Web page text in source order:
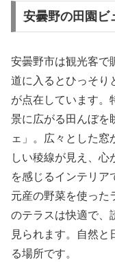
安曇野の田園ビ
安曇野市は観光客で
道に入るとひっそり
が点在しています。
景に広がる田んぼを
ェ」。広々とした窓
しい稜線が見え、心
を感じるインテリア
元産の野菜を使った
のテラスは快適で、
見られます。自然と
る場所です。